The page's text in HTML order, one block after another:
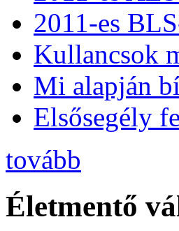
2011-es
Kullancsok
Mi alapján
Elsősegély
tovább
Életmentő